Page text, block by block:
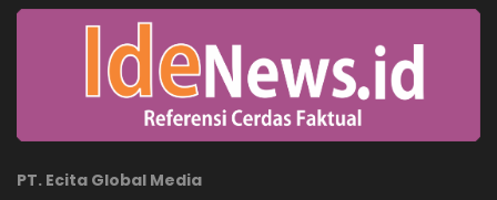
PT. Ecita Global Media